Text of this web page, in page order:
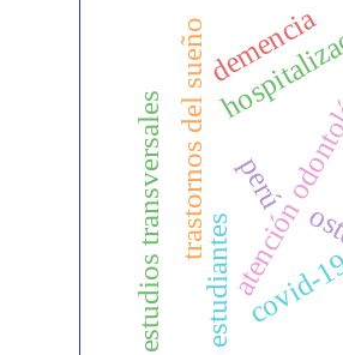
atención
estudiantes
trastornos del sueño
covid-
perú
estudios transversales
demencia